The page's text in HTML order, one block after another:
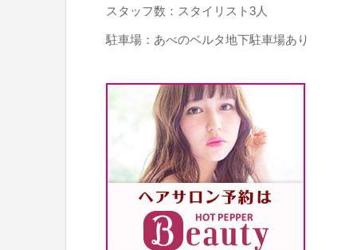
スタッフ数：スタイリスト3人
駐車場：あべのベルタ地下駐車場あり